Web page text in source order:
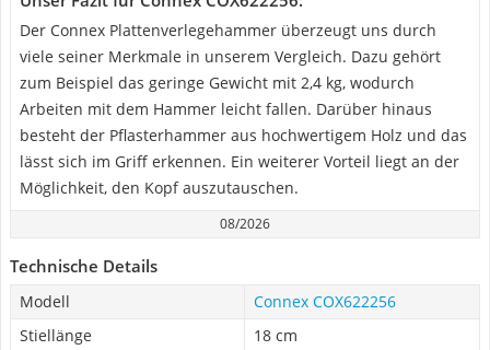
Der Connex Plattenverlegehammer überzeugt uns durch
viele seiner Merkmale in unserem Vergleich. Dazu gehört
zum Beispiel das geringe Gewicht mit 2,4 kg, wodurch
Arbeiten mit dem Hammer leicht fallen. Darüber hinaus
besteht der Pflasterhammer aus hochwertigem Holz und das
lässt sich im Griff erkennen. Ein weiterer Vorteil liegt an der
Möglichkeit, den Kopf auszutauschen.
08/2026
Technische Details
Modell
Connex COX622256
Stiellänge
18 cm